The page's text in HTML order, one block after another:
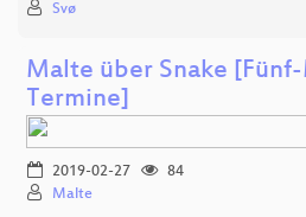
Svø
Malte über Snake
Termine]
2019-02-27
84
Malte